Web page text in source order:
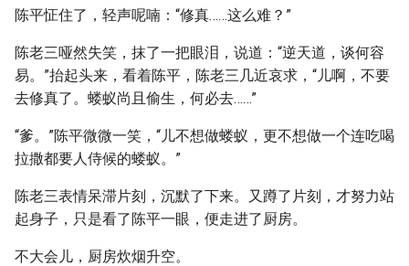
陈平怔住了，轻声呢喃：“修真……这么难？”
陈老三哑然失笑，抹了一把眼泪，说道：“逆天道，谈何容
易。”抬起头来，看着陈平，陈老三几近哀求，“儿啊，不要
去修真了。蝼蚁尚且偷生，何必去……”
“爹。”陈平微微一笑，“儿不想做蝼蚁，更不想做一个连吃喝
拉撒都要人侍候的蝼蚁。”
陈老三表情呆滞片刻，沉默了下来。又蹲了片刻，才努力站
起身子，只是看了陈平一眼，便走进了厨房。
不大会儿，厨房炊烟升空。